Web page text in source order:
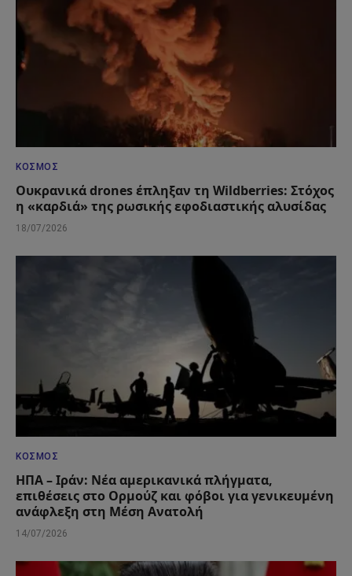
ΚΌΣΜΟΣ
Ουκρανικά drones έπληξαν τη Wildberries: Στόχος
η «καρδιά» της ρωσικής εφοδιαστικής αλυσίδας
18/07/2026
ΚΌΣΜΟΣ
ΗΠΑ – Ιράν: Νέα αμερικανικά πλήγματα,
επιθέσεις στο Ορμούζ και φόβοι για γενικευμένη
ανάφλεξη στη Μέση Ανατολή
14/07/2026